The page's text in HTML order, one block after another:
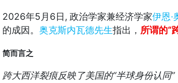
2026年5 月 6 日 , 政治学家兼经济学家伊恩·
的成因。 奥克斯内瓦德先生指出， 所谓的“
简而言之
跨大西洋裂痕反映了美国的“半球身份认同”